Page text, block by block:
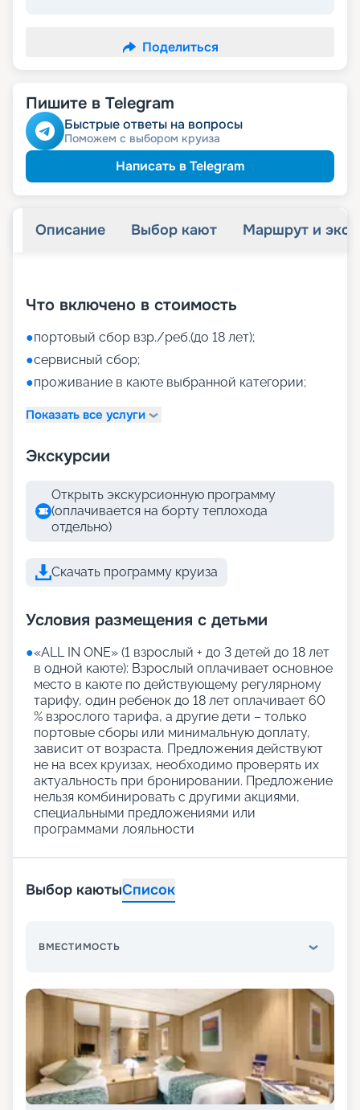
Поделиться
Пишите в Telegram
Быстрые ответы на вопросы
Поможем с выбором круиза
Написать в Telegram
Описание Выбор кают Маршрут и
Что включено в стоимость
●портовый сбор взр./реб.(до 18 лет);
●сервисный сбор;
●проживание в каюте выбранной категории;
Показать все услуги
Экскурсии
Открыть экскурсионную программу
(оплачивается на борту теплохода
отдельно)
Скачать программу круиза
Условия размещения с детьми
●«АLL IN ONE» (1 взрослый + до 3 детей до 18 лет
в одной каюте): Взрослый оплачивает основное
место в каюте по действующему регулярному
тарифу, один ребенок до 18 лет оплачивает 60
% взрослого тарифа, а другие дети – только
портовые сборы или минимальную доплату,
зависит от возраста. Предложения действуют
не на всех круизах, необходимо проверять их
актуальность при бронировании. Предложение
нельзя комбинировать с другими акциями,
специальными предложениями или
программами лояльности
Выбор каютыСписок
ВМЕСТИМОСТЬ